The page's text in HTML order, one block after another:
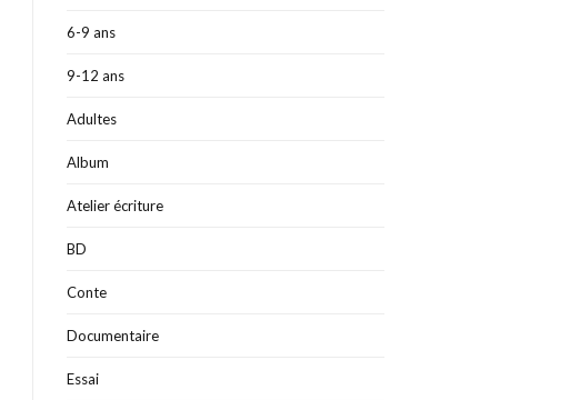
6-9 ans
9-12 ans
Adultes
Album
Atelier écriture
BD
Conte
Documentaire
Essai